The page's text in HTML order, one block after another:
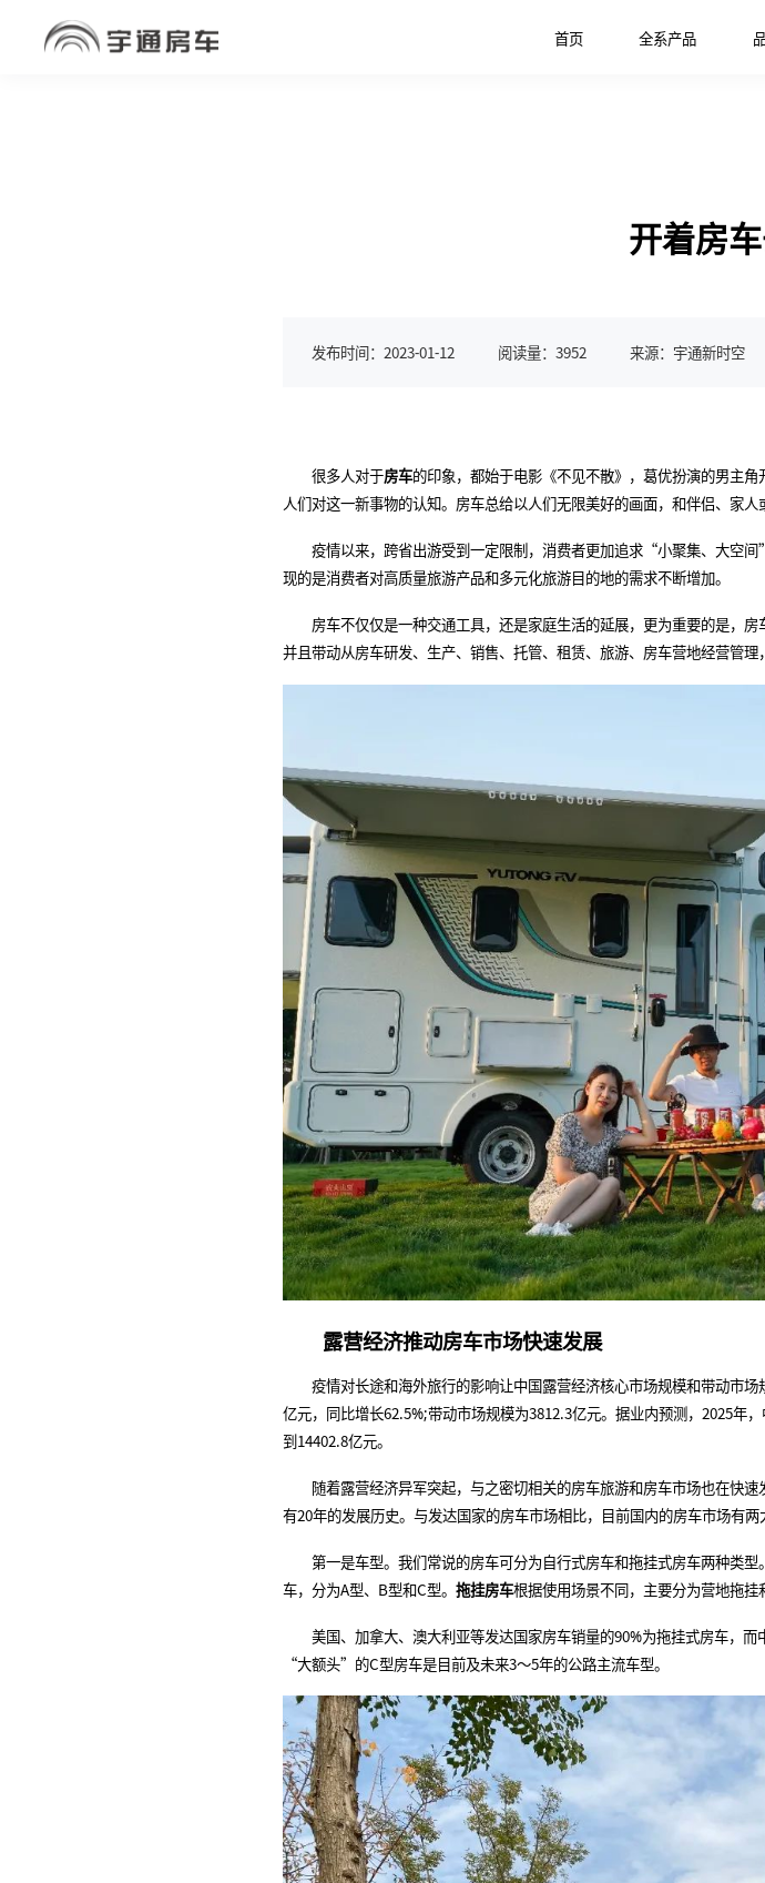
首页 全系产品
开着房
发布时间：2023-01-12 阅读量： 3952 来源：宇通新时空
很多人对于房车的印象，都始于电影《不见不散》，葛优扮演的男主
人们对这一新事物的认知。房车总给以人们无限美好的画面，和伴侣、家人
疫情以来，跨省出游受到一定限制，消费者更加追求“小聚集、大空
现的是消费者对高质量旅游产品和多元化旅游目的地的需求不断增加。
房车不仅仅是一种交通工具，还是家庭生活的延展，更为重要的是，房
并且带动从房车研发、生产、销售、托管、租赁、旅游、房车营地经营管
露营经济推动房车市场快速发展
疫情对长途和海外旅行的影响让中国露营经济核心市场规模和带动市场
亿元，同比增长62.5%;带动市场规模为3812.3亿元。据业内预测，2025年
到14402.8亿元。
随着露营经济异军突起，与之密切相关的房车旅游和房车市场也在快速
有20年的发展历史。与发达国家的房车市场相比，目前国内的房车市场有两
第一是车型。我们常说的房车可分为自行式房车和拖挂式房车两种类型
车，分为A型、B型和C型。拖挂房车根据使用场景不同，主要分为营地拖挂
美国、加拿大、澳大利亚等发达国家房车销量的90%为拖挂式房车，而
“大额头”的C型房车是目前及未来3～5年的公路主流车型。